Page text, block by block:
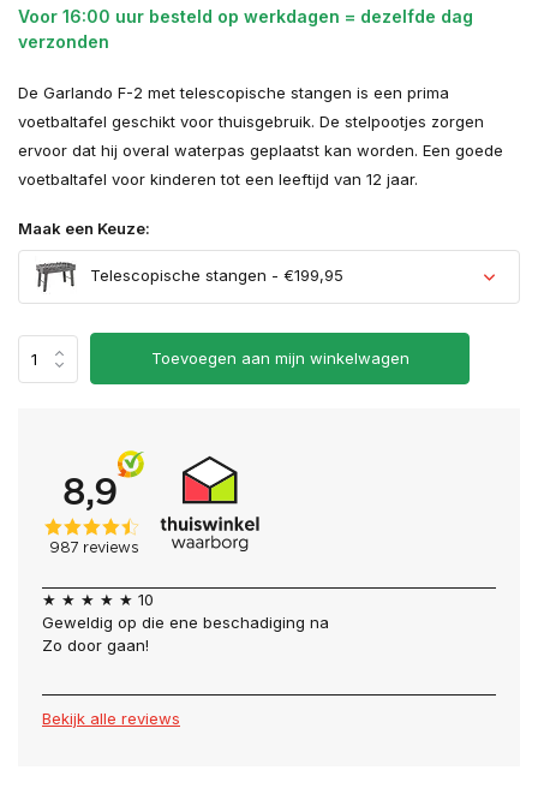
Voor 16:00 uur besteld op werkdagen = dezelfde dag
verzonden
De Garlando F-2 met telescopische stangen is een prima
voetbaltafel geschikt voor thuisgebruik. De stelpootjes zorgen
ervoor dat hij overal waterpas geplaatst kan worden. Een goede
voetbaltafel voor kinderen tot een leeftijd van 12 jaar.
Maak een Keuze:
Telescopische stangen - €199,95
Toevoegen aan mijn winkelwagen
★ ★ ★ ★ ★ 10
Geweldig op die ene beschadiging na
Zo door gaan!
Bekijk alle reviews